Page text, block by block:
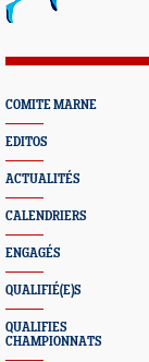
COMITE MARNE
EDITOS
ACTUALITÉS
CALENDRIERS
ENGAGÉS
QUALIFIÉ(E)S
QUALIFIES
CHAMPIONNATS